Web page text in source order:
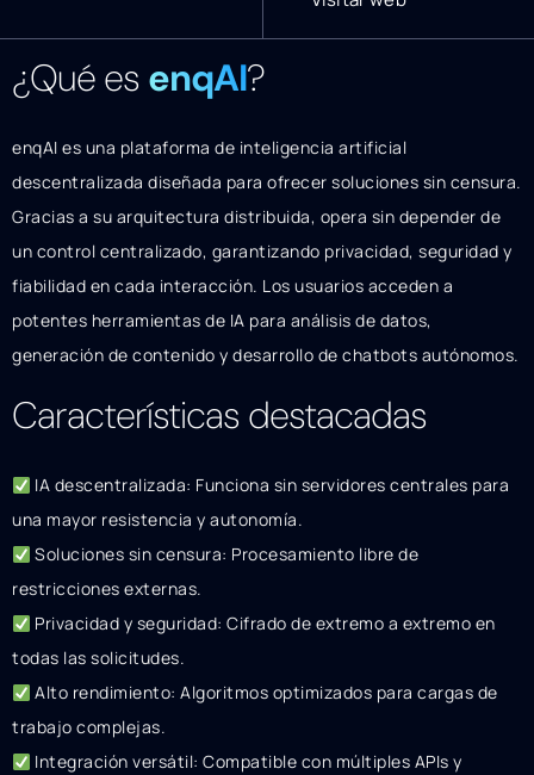
¿Qué es enqAI?
enqAI es una plataforma de inteligencia artificial
descentralizada diseñada para ofrecer soluciones sin censura.
Gracias a su arquitectura distribuida, opera sin depender de
un control centralizado, garantizando privacidad, seguridad y
fiabilidad en cada interacción. Los usuarios acceden a
potentes herramientas de IA para análisis de datos,
generación de contenido y desarrollo de chatbots autónomos.
Características destacadas
IA descentralizada: Funciona sin servidores centrales para
una mayor resistencia y autonomía.
Soluciones sin censura: Procesamiento libre de
restricciones externas.
Privacidad y seguridad: Cifrado de extremo a extremo en
todas las solicitudes.
Alto rendimiento: Algoritmos optimizados para cargas de
trabajo complejas.
Integración versátil: Compatible con múltiples APIs y